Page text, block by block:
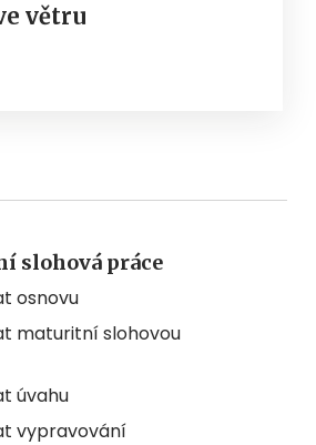
větru
slohová práce
osnovu
maturitní slohovou
úvahu
vypravování